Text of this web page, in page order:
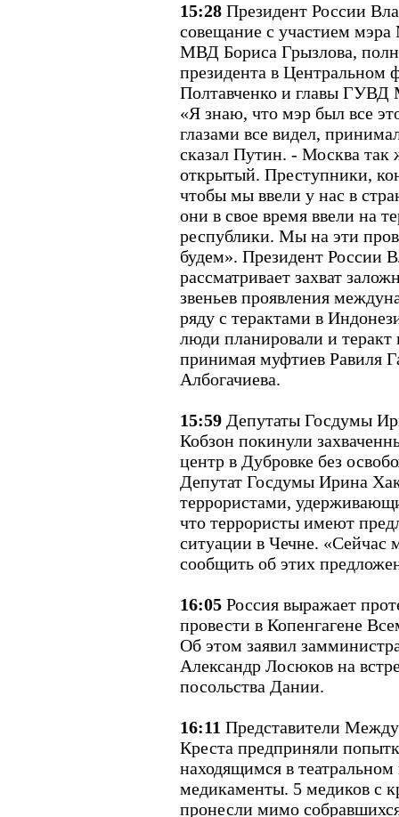
15:28 Президент России
совещание с участием
МВД Бориса Грызлова,
президента в Центральном
Полтавченко и главы
«Я знаю, что мэр был все
глазами все видел,
сказал Путин. - Москва так
открытый. Преступники,
чтобы мы ввели у нас в
они в свое время ввели на
республики. Мы на эти
будем». Президент России
рассматривает захват
звеньев проявления
ряду с терактами в
люди планировали и
принимая муфтиев Равиля
Албогачиева.
15:59 Депутаты Госдумы
Кобзон покинули
центр в Дубровке без
Депутат Госдумы Ирина
террористами,
что террористы имеют
ситуации в Чечне.
сообщить об этих
16:05 Россия выражает
провести в Копенгагене
Об этом заявил
Александр Лосюков на
посольства Дании.
16:11 Представители
Креста предприняли
находящимся в
медикаменты. 5 медиков с
пронесли мимо